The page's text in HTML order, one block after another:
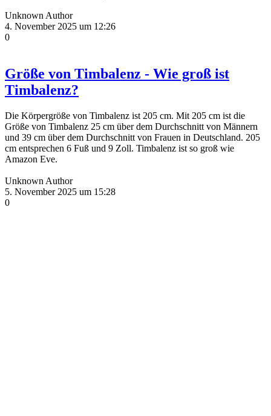
Unknown Author
4. November 2025 um 12:26
0
Größe von Timbalenz - Wie groß ist
Timbalenz?
Die Körpergröße von Timbalenz ist 205 cm. Mit 205 cm ist die
Größe von Timbalenz 25 cm über dem Durchschnitt von Männern
und 39 cm über dem Durchschnitt von Frauen in Deutschland. 205
cm entsprechen 6 Fuß und 9 Zoll. Timbalenz ist so groß wie
Amazon Eve.
Unknown Author
5. November 2025 um 15:28
0